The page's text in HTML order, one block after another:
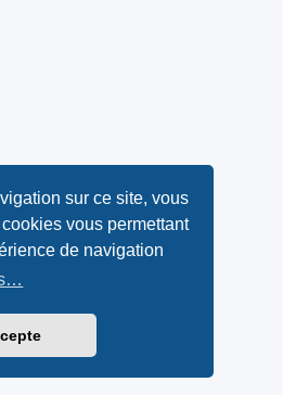
sur ce site, vous
vous permettant
de navigation